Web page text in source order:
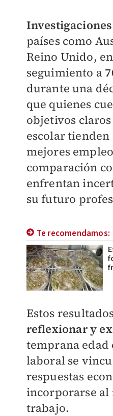
Investigaciones
países como
Reino Unido,
seguimiento a
durante una
que quienes
objetivos
escolar
mejores
comparación
enfrentan
su futuro
Te recomendamos:
Estos
reflexionar y
temprana edad
laboral se
respuestas
incorporarse al
trabajo.